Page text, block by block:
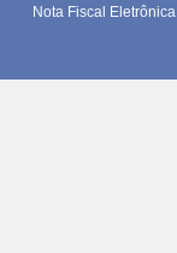
Nota Fiscal Eletrônica